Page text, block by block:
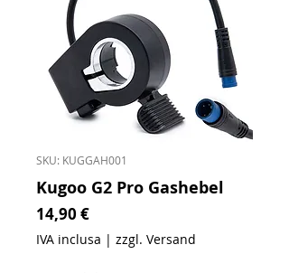
SKU: KUGGAH001
Kugoo G2 Pro Gashebel
14,90 €Prezzo
IVA inclusa | zzgl. Versand